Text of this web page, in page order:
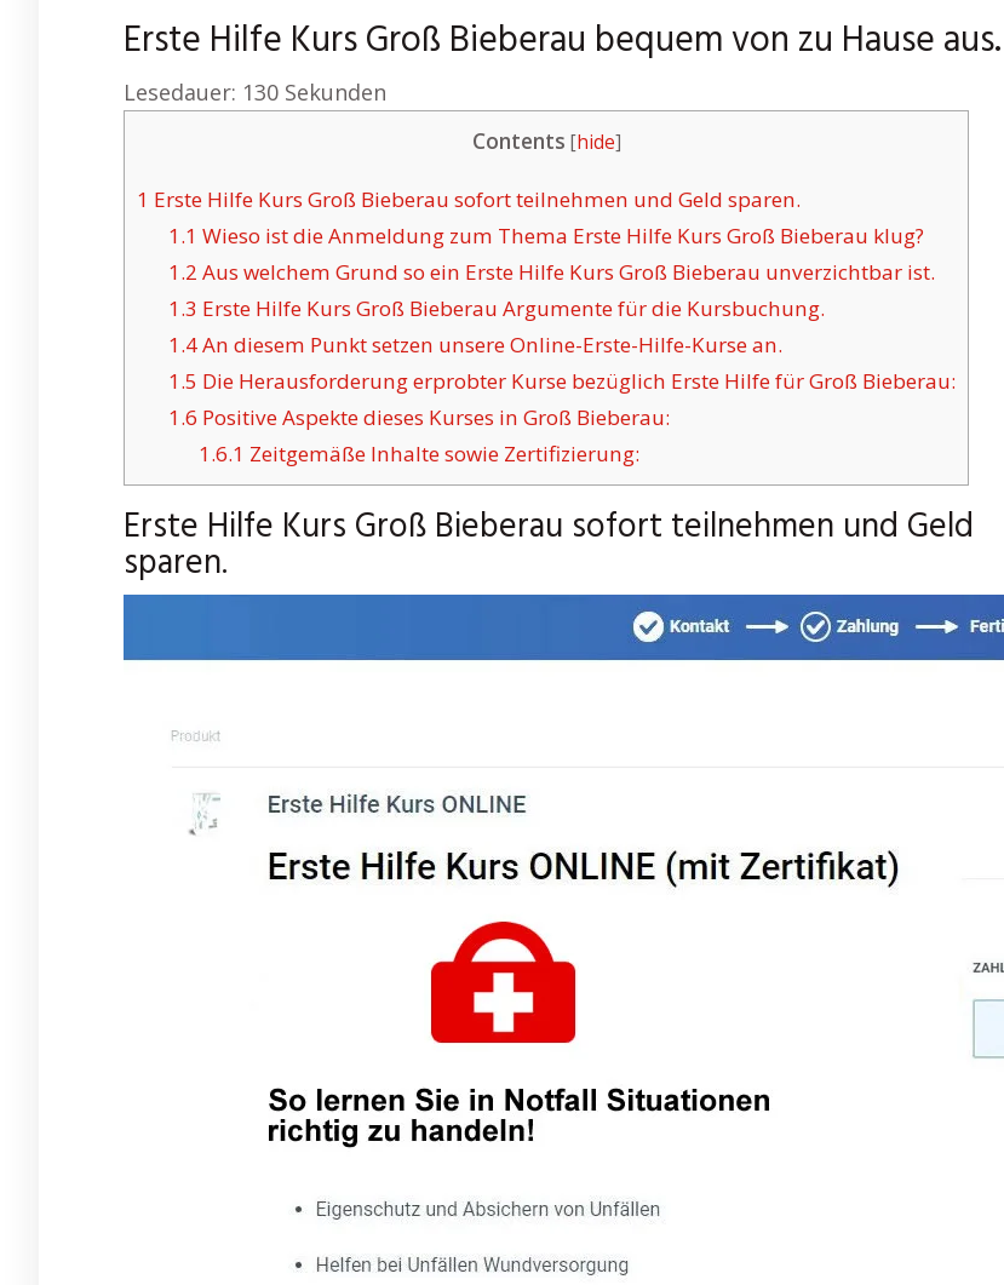
Erste Hilfe Kurs Groß Bieberau bequem von zu Hause aus.
Lesedauer: 130 Sekunden
Contents [hide]
1 Erste Hilfe Kurs Groß Bieberau sofort teilnehmen und Geld sparen.
1.1 Wieso ist die Anmeldung zum Thema Erste Hilfe Kurs Groß Bieberau klug?
1.2 Aus welchem Grund so ein Erste Hilfe Kurs Groß Bieberau unverzichtbar ist.
1.3 Erste Hilfe Kurs Groß Bieberau Argumente für die Kursbuchung.
1.4An diesem Punkt setzen unsere Online-Erste-Hilfe-Kurse an.
1.5 Die Herausforderung erprobter Kurse bezüglich Erste Hilfe für Groß Bieberau:
1.6 Positive Aspekte dieses Kurses in Groß Bieberau:
1.6.1 Zeitgemäße Inhalte sowie Zertifizierung:
Erste Hilfe Kurs Groß Bieberau sofort teilnehmen und Geld
sparen.